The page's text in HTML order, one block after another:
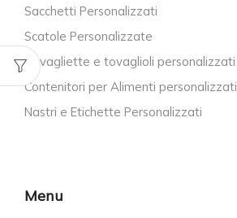
Sacchetti Personalizzati
Scatole Personalizzate
Tovagliette e tovaglioli personalizzati
Contenitori per Alimenti personalizzati
Nastri e Etichette Personalizzati
Menu